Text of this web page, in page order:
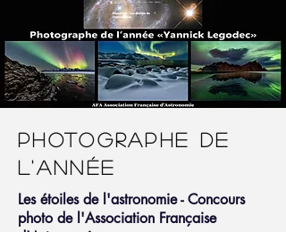
Photographe de
l'année
Les étoiles de l'astronomie - Concours
photo de l'Association Française